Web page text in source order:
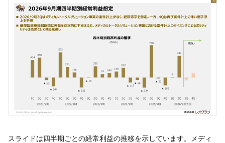
スライドは四半期ごとの経常利益の推移を示しています。メディ